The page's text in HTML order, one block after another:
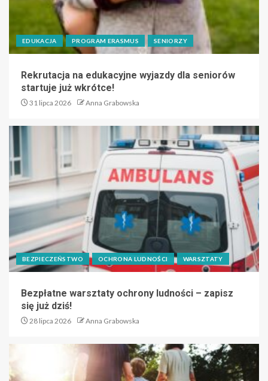
EDUKACJA PROGRAM ERASMUS SENIORZY
Rekrutacja na edukacyjne wyjazdy dla seniorów
startuje już wkrótce!
31 lipca 2026 Anna Grabowska
BEZPIECZEŃSTWO OCHRONA LUDNOŚCI WARSZTATY
Bezpłatne warsztaty ochrony ludności – zapisz
się już dziś!
28 lipca 2026 Anna Grabowska